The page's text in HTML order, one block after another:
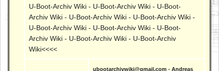
U-Boot-Archiv Wiki - U-Boot-Archiv Wiki - U-Boot-
Archiv Wiki - U-Boot-Archiv Wiki - U-Boot-Archiv Wiki -
U-Boot-Archiv Wiki - U-Boot-Archiv Wiki - U-Boot-
Archiv Wiki - U-Boot-Archiv Wiki - U-Boot-Archiv
Wiki<<<<
ubootarchivwiki@gmail.com - Andreas